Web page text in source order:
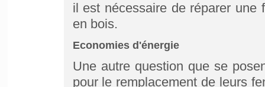
il est nécessaire de réparer une
en bois.
Economies d'énergie
Une autre question que se
pour le remplacement de leurs